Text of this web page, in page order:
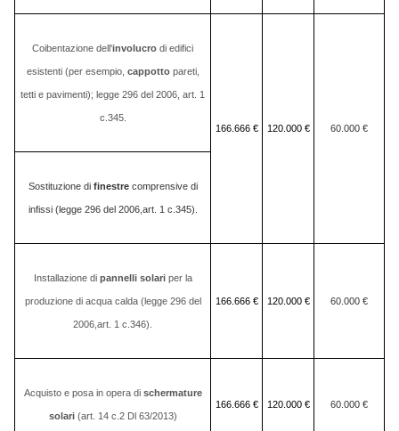
Coibentazione dell'involucro di edifici
esistenti (per esempio, cappottopareti,
tetti e pavimenti); legge 296 del 2006, art. 1
c.345.
166.666 €
120.000 € 60.000 €
Sostituzione di finestrecomprensive di
infissi (legge 296 del 2006,art. 1 c.345).
Installazione di pannelli solariper la
produzione di acqua calda (legge 296 del
2006,art. 1 c.346).
166.666 € 120.000 € 60.000 €
Acquisto e posa in opera di schermature
solari (art. 14 c.2 Dl 63/2013)
166.666 € 120.000 € 60.000 €